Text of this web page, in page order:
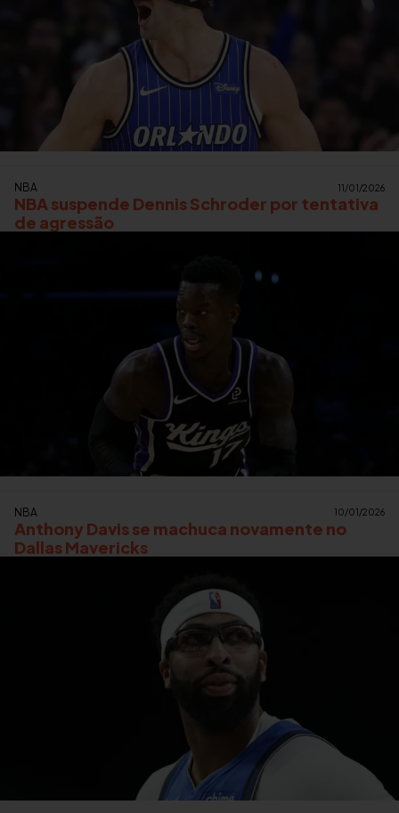
NBA 11/01/2026
NBA suspende Dennis Schroder por tentativa
de agressão
NBA 10/01/2026
Anthony Davis se machuca novamente no
Dallas Mavericks